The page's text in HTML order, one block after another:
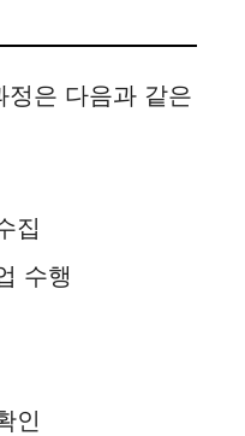
은 다음과 같은
집
수행
인